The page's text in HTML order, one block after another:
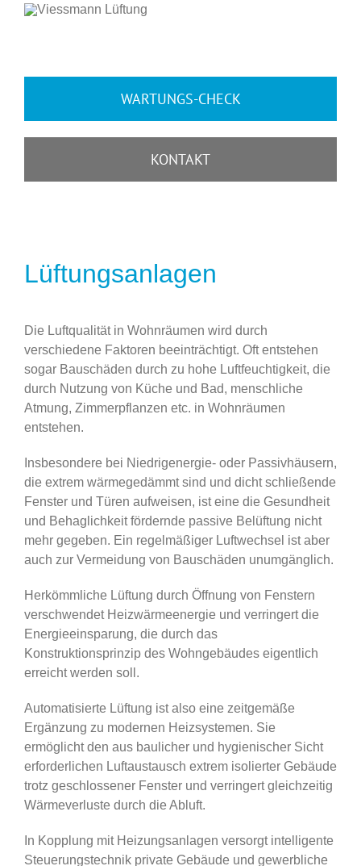
WARTUNGS-CHECK
KONTAKT
Lüftungsanlagen
Die Luftqualität in Wohnräumen wird durch
verschiedene Faktoren beeinträchtigt. Oft entstehen
sogar Bauschäden durch zu hohe Luftfeuchtigkeit, die
durch Nutzung von Küche und Bad, menschliche
Atmung, Zimmerpflanzen etc. in Wohnräumen
entstehen.
Insbesondere bei Niedrigenergie- oder Passivhäusern,
die extrem wärmegedämmt sind und dicht schließende
Fenster und Türen aufweisen, ist eine die Gesundheit
und Behaglichkeit fördernde passive Belüftung nicht
mehr gegeben. Ein regelmäßiger Luftwechsel ist aber
auch zur Vermeidung von Bauschäden unumgänglich.
Herkömmliche Lüftung durch Öffnung von Fenstern
verschwendet Heizwärmeenergie und verringert die
Energieeinsparung, die durch das
Konstruktionsprinzip des Wohngebäudes eigentlich
erreicht werden soll.
Automatisierte Lüftung ist also eine zeitgemäße
Ergänzung zu modernen Heizsystemen. Sie
ermöglicht den aus baulicher und hygienischer Sicht
erforderlichen Luftaustausch extrem isolierter Gebäude
trotz geschlossener Fenster und verringert gleichzeitig
Wärmeverluste durch die Abluft.
In Kopplung mit Heizungsanlagen versorgt intelligente
Steuerungstechnik private Gebäude und gewerbliche